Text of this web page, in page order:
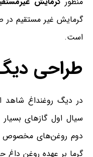
گرمایش غیر مستقیم در
است.
طراحی
در دیگ روغنداغ شاهد
سیال اول گازهای
دوم روغن‌های مخصوص
گرما بر عهده روغن‌ داغ‌